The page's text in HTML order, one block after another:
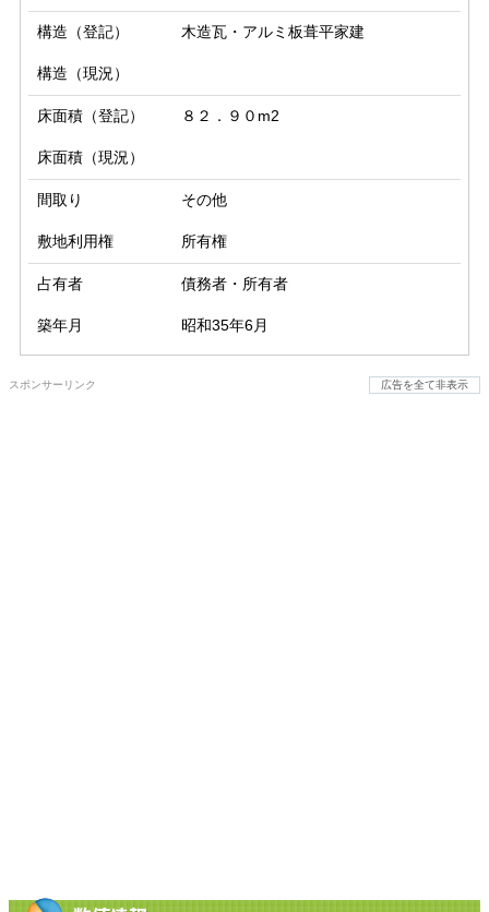
構造（登記） 木造瓦・アルミ板葺平家建
構造（現況）
床面積（登記） ８２．９０m2
床面積（現況）
間取り その他
敷地利用権 所有権
占有者 債務者・所有者
築年月 昭和35年6月
スポンサーリンク 広告を全て非表示